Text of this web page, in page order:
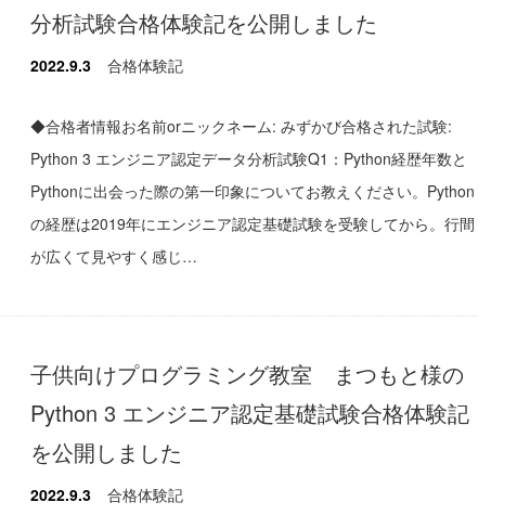
分析試験合格体験記を公開しました
2022.9.3 合格体験記
◆合格者情報お名前orニックネーム: みずかび合格された試験:
Python 3 エンジニア認定データ分析試験Q1：Python経歴年数と
Pythonに出会った際の第一印象についてお教えください。Python
の経歴は2019年にエンジニア認定基礎試験を受験してから。行間
が広くて見やすく感じ…
子供向けプログラミング教室 まつもと様の
Python 3 エンジニア認定基礎試験合格体験記
を公開しました
2022.9.3 合格体験記